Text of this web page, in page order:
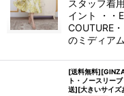
スタッフ着
イント ・・
COUTURE
のミディア
[送料無料
ト・ノースリー
送][大きいサイズ